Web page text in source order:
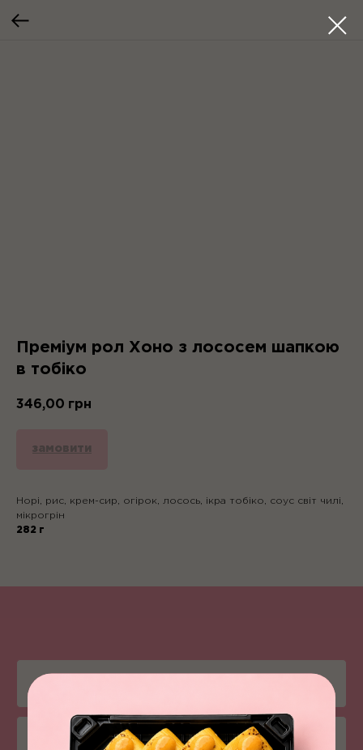
Преміум рол Хоно з лососем шапкою
в тобіко
346,00 грн
замовити
Норі, рис, крем-сир, огірок, лосось, ікра тобіко, соус світ чилі,
мікрогрін
282 г
Суші